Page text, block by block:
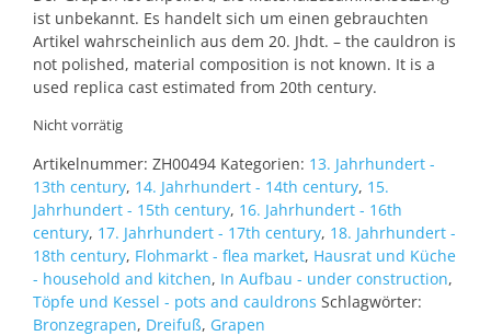
ist unbekannt. Es handelt sich um einen gebrauchten
Artikel wahrscheinlich aus dem 20. Jhdt. – the cauldron is
not polished, material composition is not known. It is a
used replica cast estimated from 20th century.
Nicht vorrätig
Artikelnummer: ZH00494 Kategorien: 13. Jahrhundert -
13th century, 14. Jahrhundert - 14th century, 15.
Jahrhundert - 15th century, 16. Jahrhundert - 16th
century, 17. Jahrhundert - 17th century, 18. Jahrhundert -
18th century, Flohmarkt - flea market, Hausrat und Küche
- household and kitchen, In Aufbau - under construction,
Töpfe und Kessel - pots and cauldrons Schlagwörter:
Bronzegrapen, Dreifuß, Grapen